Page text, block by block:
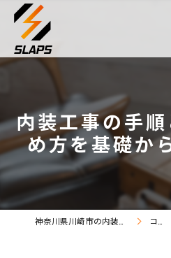
内装工事の手
め方を基礎か
コラム